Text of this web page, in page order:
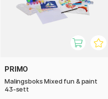
PRIMO
Malingsboks Mixed fun & paint
43-sett